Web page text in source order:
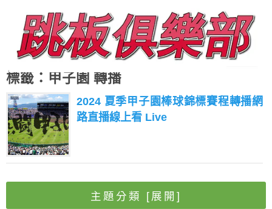
標籤：甲子園 轉播
2024 夏季甲子園棒球錦標賽程轉播網
路直播線上看 Live
主題分類 [展開]